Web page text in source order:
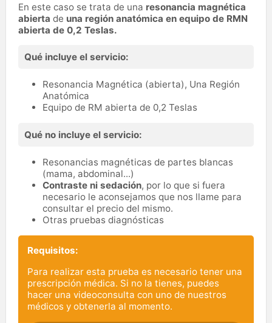
En este caso se trata de una resonancia magnética
abierta de una región anatómica en equipo de RMN
abierta de 0,2 Teslas.
Qué incluye el servicio:
Resonancia Magnética (abierta), Una Región
Anatómica
Equipo de RM abierta de 0,2 Teslas
Qué no incluye el servicio:
Resonancias magnéticas de partes blancas
(mama, abdominal...)
Contraste ni sedación, por lo que si fuera
necesario le aconsejamos que nos llame para
consultar el precio del mismo.
Otras pruebas diagnósticas
Requisitos:
Para realizar esta prueba es necesario tener una
prescripción médica. Si no la tienes, puedes
hacer una videoconsulta con uno de nuestros
médicos y obtenerla al momento.